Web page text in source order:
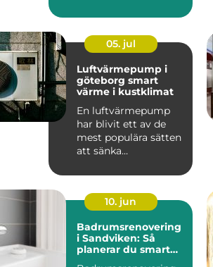
05. jul
Luftvärmepump i
göteborg smart
värme i kustklimat
En luftvärmepump
har blivit ett av de
mest populära sätten
att sänka
der och samti...
10. jun
Badrumsrenovering
i Sandviken: Så
planerar du smart